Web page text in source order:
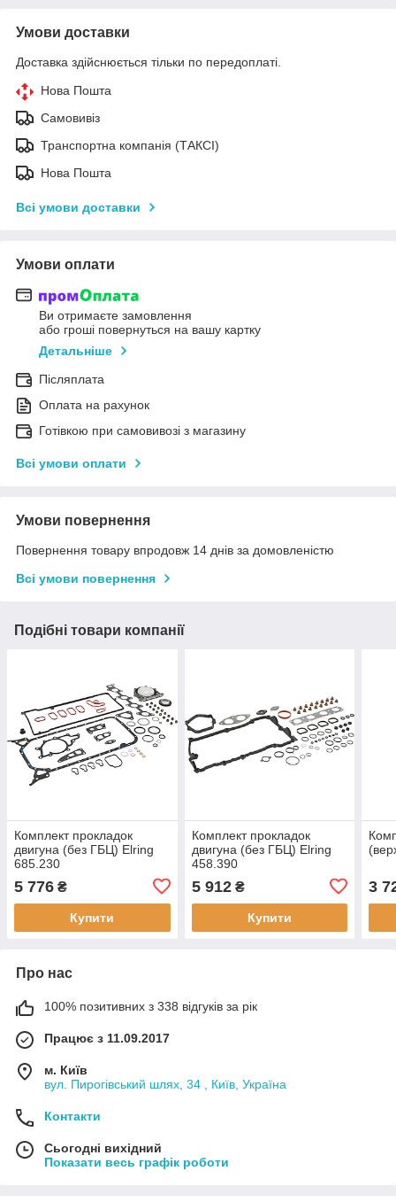
Умови доставки
Доставка здійснюється тільки по передоплаті.
Нова Пошта
Самовивіз
Транспортна компанія (ТАКСІ)
Нова Пошта
Всі умови доставки
Умови оплати
Ви отримаєте замовлення
або гроші повернуться на вашу картку
Детальніше
Післяплата
Оплата на рахунок
Готівкою при самовивозі з магазину
Всі умови оплати
Умови повернення
Повернення товару впродовж 14 днів за домовленістю
Всі умови повернення
Подібні товари компанії
Комплект прокладок
двигуна (без ГБЦ) Elring
685.230
5 776 ₴
Купити
Комплект прокладок
двигуна (без ГБЦ) Elring
458.390
5 912₴
Купити
3
Про нас
100% позитивних з 338 відгуків за рік
Працює з 11.09.2017
м. Київ
вул. Пирогівський шлях, 34 , Київ, Україна
Контакти
Сьогодні вихідний
Показати весь графік роботи